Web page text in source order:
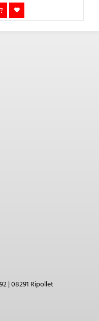
| 08291 Ripollet